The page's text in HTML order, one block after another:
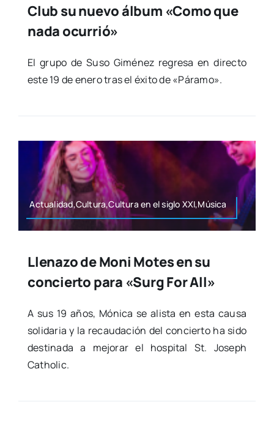
Club su nuevo álbum «Como que
nada ocurrió»
El gru­po de Suso Gimé­nez regre­sa en direc­to
este 19 de enero tras el éxi­to de «Pára­mo».
Actualidad,Cultura,Cultura en el siglo XXI,Música
Llenazo de Moni Motes en su
concierto para «Surg For All»
A sus 19 años, Móni­ca se alis­ta en esta cau­sa
soli­da­ria y la recau­da­ción del con­cier­to ha sido
des­ti­na­da a mejo­rar el hos­pi­tal St. Joseph
Catho­lic.